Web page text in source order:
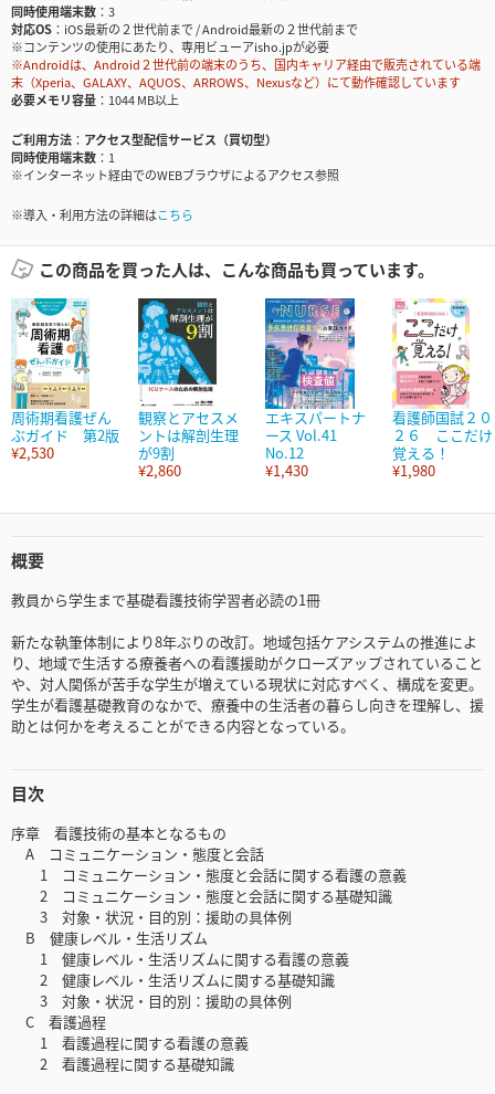
同時使用端末数
3
対応OS
iOS最新の２世代前まで / Android最新の２世代前まで
※コンテンツの使用にあたり、専用ビューアisho.jpが必要
※Androidは、Android２世代前の端末のうち、国内キャリア経由で販売されている端
末（Xperia、GALAXY、AQUOS、ARROWS、Nexusなど）にて動作確認しています
必要メモリ容量
1044 MB以上
ご利用方法
アクセス型配信サービス（買切型）
同時使用端末数
1
※インターネット経由でのWEBブラウザによるアクセス参照
※導入・利用方法の詳細はこちら
この商品を買った人は、こんな商品も買っています。
周術期看護ぜん
ぶガイド 第2版
¥2,530
観察とアセスメ
ントは解剖生理
が9割
¥2,860
エキスパートナ
ース Vol.41
No.12
¥1,430
看護師国試２０
２６ ここだけ
覚える！
¥1,980
概要
教員から学生まで基礎看護技術学習者必読の1冊
新たな執筆体制により8年ぶりの改訂。地域包括ケアシステムの推進によ
り、地域で生活する療養者への看護援助がクローズアップされていること
や、対人関係が苦手な学生が増えている現状に対応すべく、構成を変更。
学生が看護基礎教育のなかで、療養中の生活者の暮らし向きを理解し、援
助とは何かを考えることができる内容となっている。
目次
序章 看護技術の基本となるもの
A コミュニケーション・態度と会話
1 コミュニケーション・態度と会話に関する看護の意義
2 コミュニケーション・態度と会話に関する基礎知識
3 対象・状況・目的別：援助の具体例
B 健康レベル・生活リズム
1 健康レベル・生活リズムに関する看護の意義
2 健康レベル・生活リズムに関する基礎知識
3 対象・状況・目的別：援助の具体例
C 看護過程
1 看護過程に関する看護の意義
2 看護過程に関する基礎知識